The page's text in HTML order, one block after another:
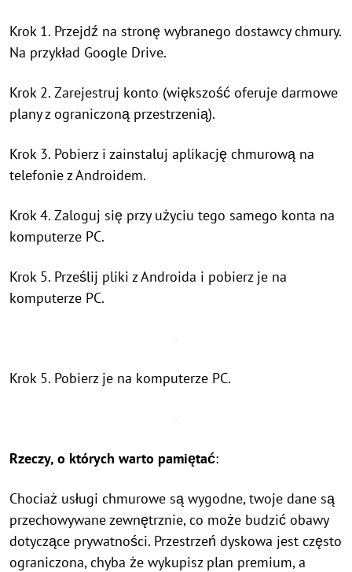
Krok 1. Przejdź na stronę wybranego dostawcy chmury.
Na przykład Google Drive.
Krok 2. Zarejestruj konto (większość oferuje darmowe
plany z ograniczoną przestrzenią).
Krok 3. Pobierz i zainstaluj aplikację chmurową na
telefonie z Androidem.
Krok 4. Zaloguj się przy użyciu tego samego konta na
komputerze PC.
Krok 5. Prześlij pliki z Androida i pobierz je na
komputerze PC.
Krok 5. Pobierz je na komputerze PC.
Rzeczy, o których warto pamiętać:
Chociaż usługi chmurowe są wygodne, twoje dane są
przechowywane zewnętrznie, co może budzić obawy
dotyczące prywatności. Przestrzeń dyskowa jest często
ograniczona, chyba że wykupisz plan premium, a